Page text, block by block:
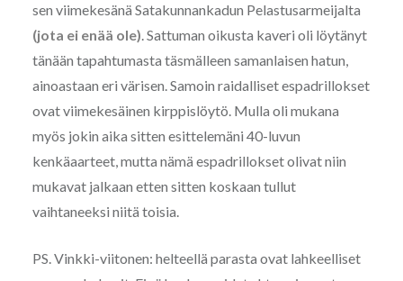
sen viimekesänä Satakunnankadun Pelastusarmeijalta
(jota ei enää ole). Sattuman oikusta kaveri oli löytänyt
tänään tapahtumasta täsmälleen samanlaisen hatun,
ainoastaan eri värisen. Samoin raidalliset espadrillokset
ovat viimekesäinen kirppislöytö. Mulla oli mukana
myös jokin aika sitten esittelemäni 40-luvun
kenkäaarteet, mutta nämä espadrillokset olivat niin
mukavat jalkaan etten sitten koskaan tullut
vaihtaneeksi niitä toisia.
PS. Vinkki-viitonen: helteellä parasta ovat lahkeelliset